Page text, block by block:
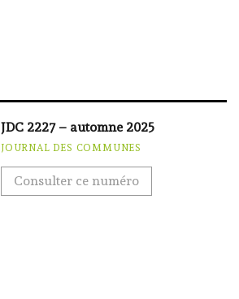
JDC 2227 – automne 2025
JOURNAL DES COMMUNES
Consulter ce numéro